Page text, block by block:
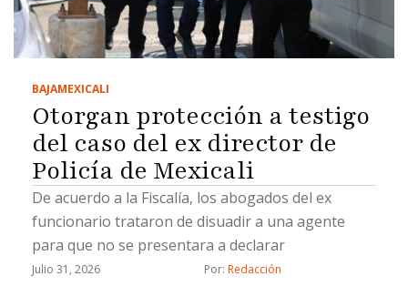
BAJAMEXICALI
Otorgan protección a testigo
del caso del ex director de
Policía de Mexicali
De acuerdo a la Fiscalía, los abogados del ex
funcionario trataron de disuadir a una agente
para que no se presentara a declarar
Julio 31, 2026 Por: Redacción